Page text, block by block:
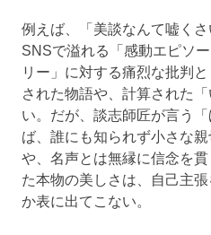
例えば、「美談なんて嘘く
SNSで溢れる「感動エピソ
リー」に対する痛烈な批判
された物語や、計算された
い。だが、談志師匠が言う
ば、誰にも知られず小さな
や、名声とは無縁に信念を
た本物の美しさは、自己主
か表に出てこない。